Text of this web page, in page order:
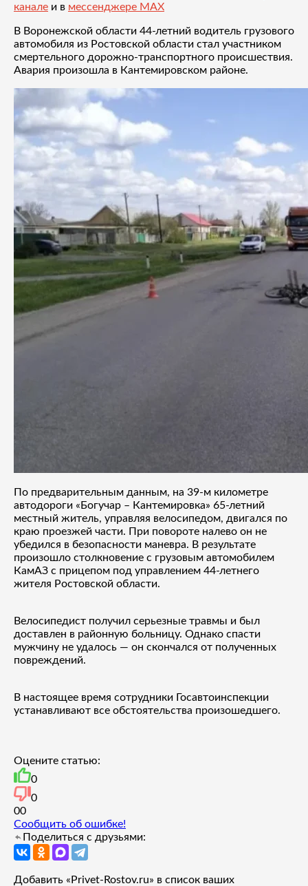
канале и в мессенджере MAX
В Воронежской области 44-летний водитель грузового
автомобиля из Ростовской области стал участником
смертельного дорожно-транспортного происшествия.
Авария произошла в Кантемировском районе.
По предварительным данным, на 39-м километре
автодороги «Богучар – Кантемировка» 65-летний
местный житель, управляя велосипедом, двигался по
краю проезжей части. При повороте налево он не
убедился в безопасности маневра. В результате
произошло столкновение с грузовым автомобилем
КамАЗ с прицепом под управлением 44-летнего
жителя Ростовской области.
Велосипедист получил серьезные травмы и был
доставлен в районную больницу. Однако спасти
мужчину не удалось — он скончался от полученных
повреждений.
В настоящее время сотрудники Госавтоинспекции
устанавливают все обстоятельства произошедшего.
Оцените статью:
0
0
00
Сообщить об ошибке!
Поделиться с друзьями:
Добавить «Privet-Rostov.ru» в список ваших